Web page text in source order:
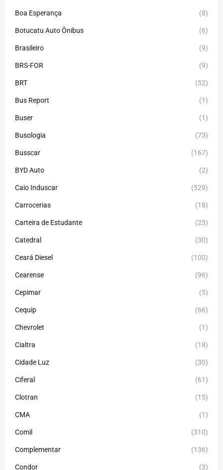
Boa Esperança (8)
Botucatu Auto Ônibus (6)
Brasileiro (9)
BRS-FOR (9)
BRT (52)
Bus Report (1)
Buser (1)
Busologia (73)
Busscar (167)
BYD Auto (2)
Caio Induscar (529)
Carrocerias (18)
Carteira de Estudante (23)
Catedral (30)
Ceará Diesel (100)
Cearense (96)
Cepimar (5)
Cequip (66)
Chevrolet (1)
Cialtra (18)
Cidade Luz (30)
Ciferal (61)
Clotran (15)
CMA (1)
Comil (310)
Complementar (136)
Condor (3)